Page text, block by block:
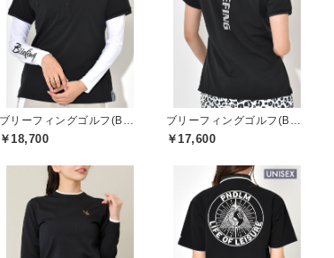
ブリーフィングゴルフ(BRIEFING GOLF)
￥18,700
ブリーフィングゴルフ(BRIEFING GOLF)
￥17,600